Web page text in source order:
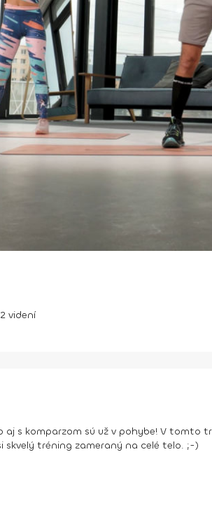
videní
aj s komparzom sú už v pohybe! V
skvelý tréning zameraný na celé telo. ;-)